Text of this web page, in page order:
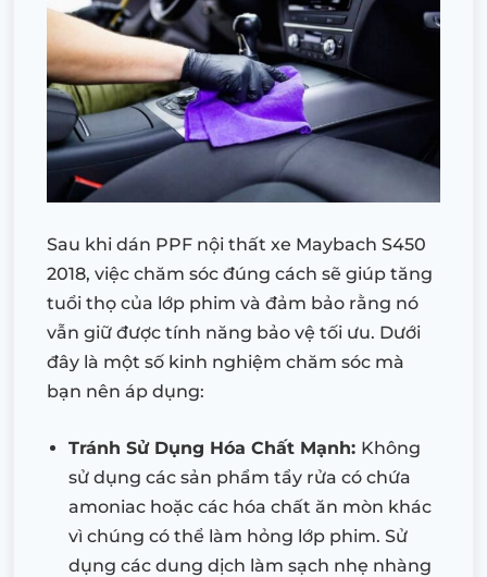
Sau khi dán PPF nội thất xe Maybach S450
2018, việc chăm sóc đúng cách sẽ giúp tăng
tuổi thọ của lớp phim và đảm bảo rằng nó
vẫn giữ được tính năng bảo vệ tối ưu. Dưới
đây là một số kinh nghiệm chăm sóc mà
bạn nên áp dụng:
Tránh Sử Dụng Hóa Chất Mạnh: Không
sử dụng các sản phẩm tẩy rửa có chứa
amoniac hoặc các hóa chất ăn mòn khác
vì chúng có thể làm hỏng lớp phim. Sử
dụng các dung dịch làm sạch nhẹ nhàng